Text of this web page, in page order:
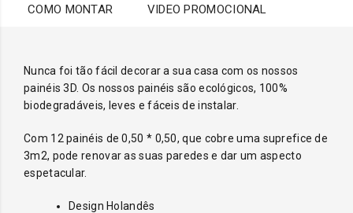
COMO MONTAR VIDEO PROMOCIONAL
Nunca foi tão fácil decorar a sua casa com os nossos
painéis 3D. Os nossos painéis são ecológicos, 100%
biodegradáveis, leves e fáceis de instalar.
Com 12 painéis de 0,50 * 0,50, que cobre uma suprefice de
3m2, pode renovar as suas paredes e dar um aspecto
espetacular.
Design Holandês